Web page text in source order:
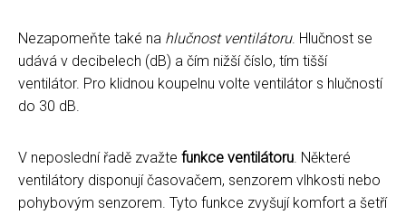
Nezapomeňte také na hlučnost ventilátoru. Hlučnost se
udává v decibelech (dB) a čím nižší číslo, tím tišší
ventilátor. Pro klidnou koupelnu volte ventilátor s hlučností
do 30 dB.
V neposlední řadě zvažte funkce ventilátoru. Některé
ventilátory disponují časovačem, senzorem vlhkosti nebo
pohybovým senzorem. Tyto funkce zvyšují komfort a šetří